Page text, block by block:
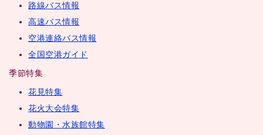
路線バス情報
高速バス情報
空港連絡バス情報
全国空港ガイド
季節特集
花見特集
花火大会特集
動物園・水族館特集